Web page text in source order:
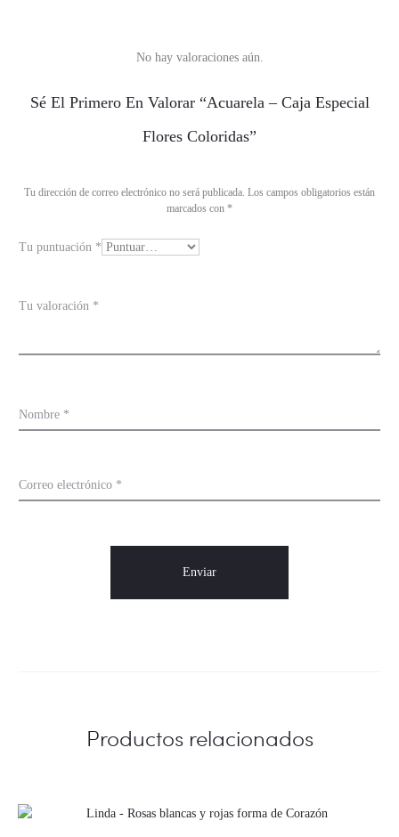
V
c
o
e
No hay valoraciones aún.
Sé El Primero En Valorar “Acuarela – Caja Especial
Flores Coloridas”
Tu dirección de correo electrónico no será publicada. Los campos obligatorios están
marcados con *
Tu puntuación *
Tu valoración *
Nombre *
Correo electrónico *
Productos relacionados